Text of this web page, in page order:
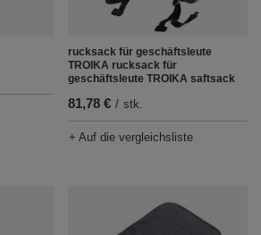
rucksack für geschäftsleute
TROIKA rucksack für
geschäftsleute TROIKA saftsack
81,78 € / stk.
+ Auf die vergleichsliste